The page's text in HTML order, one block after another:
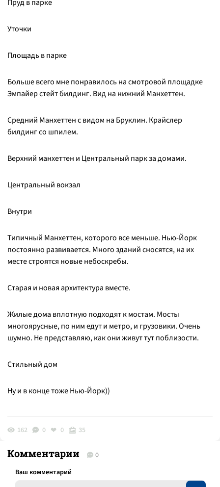
Пруд в парке
Уточки
Площадь в парке
Больше всего мне понравилось на смотровой площадке
Эмпайер стейт билдинг. Вид на нижний Манхеттен.
Средний Манхеттен с видом на Бруклин. Крайслер
билдинг со шпилем.
Верхний манхеттен и Центральный парк за домами.
Центральный вокзал
Внутри
Типичный Манхеттен, которого все меньше. Нью-Йорк
постоянно развивается. Много зданий сносятся, на их
месте строятся новые небоскребы.
Старая и новая архитектура вместе.
Жилые дома вплотную подходят к мостам. Мосты
многоярусные, по ним едут и метро, и грузовики. Очень
шумно. Не представляю, как они живут тут поблизости.
Стильный дом
Ну и в конце тоже Нью-Йорк))
162 0 0 35
Комментарии 0